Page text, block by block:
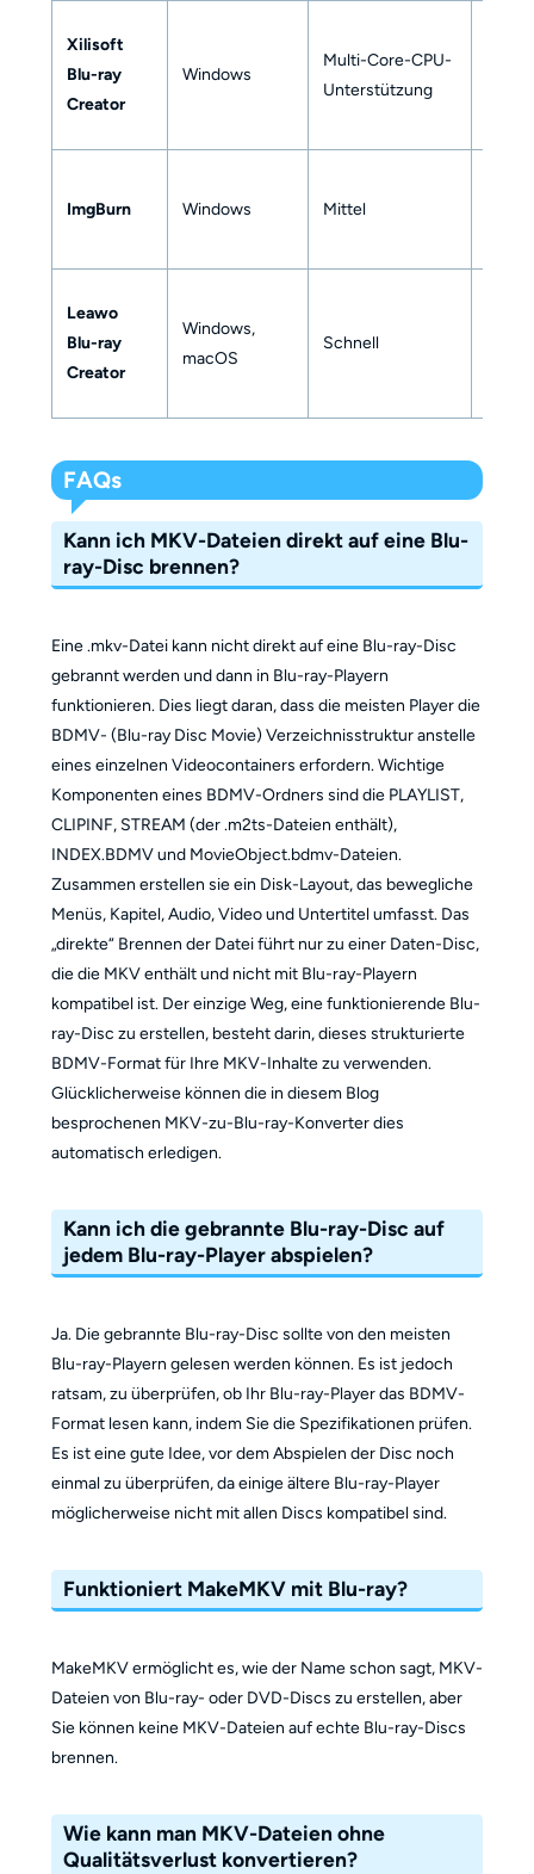
Xilisoft
Blu-ray
Creator
Windows
Multi-Core-CPU-
Unterstützung
ImgBurn Windows Mittel
Leawo
Blu-ray
Creator
Windows,
macOS
Schnell
FAQs
Kann ich MKV-Dateien direkt auf eine Blu-
ray-Disc brennen?
Eine .mkv-Datei kann nicht direkt auf eine Blu-ray-Disc
gebrannt werden und dann in Blu-ray-Playern
funktionieren. Dies liegt daran, dass die meisten Player die
BDMV- (Blu-ray Disc Movie) Verzeichnisstruktur anstelle
eines einzelnen Videocontainers erfordern. Wichtige
Komponenten eines BDMV-Ordners sind die PLAYLIST,
CLIPINF, STREAM (der .m2ts-Dateien enthält),
INDEX.BDMV und MovieObject.bdmv-Dateien.
Zusammen erstellen sie ein Disk-Layout, das bewegliche
Menüs, Kapitel, Audio, Video und Untertitel umfasst. Das
„direkte“ Brennen der Datei führt nur zu einer Daten-Disc,
die die MKV enthält und nicht mit Blu-ray-Playern
kompatibel ist. Der einzige Weg, eine funktionierende Blu-
ray-Disc zu erstellen, besteht darin, dieses strukturierte
BDMV-Format für Ihre MKV-Inhalte zu verwenden.
Glücklicherweise können die in diesem Blog
besprochenen MKV-zu-Blu-ray-Konverter dies
automatisch erledigen.
Kann ich die gebrannte Blu-ray-Disc auf
jedem Blu-ray-Player abspielen?
Ja. Die gebrannte Blu-ray-Disc sollte von den meisten
Blu-ray-Playern gelesen werden können. Es ist jedoch
ratsam, zu überprüfen, ob Ihr Blu-ray-Player das BDMV-
Format lesen kann, indem Sie die Spezifikationen prüfen.
Es ist eine gute Idee, vor dem Abspielen der Disc noch
einmal zu überprüfen, da einige ältere Blu-ray-Player
möglicherweise nicht mit allen Discs kompatibel sind.
Funktioniert MakeMKV mit Blu-ray?
MakeMKV ermöglicht es, wie der Name schon sagt, MKV-
Dateien von Blu-ray- oder DVD-Discs zu erstellen, aber
Sie können keine MKV-Dateien auf echte Blu-ray-Discs
brennen.
Wie kann man MKV-Dateien ohne
Qualitätsverlust konvertieren?